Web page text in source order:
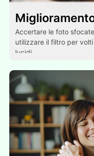
Accertare le foto
utilizzare il filtro per
lucidi.